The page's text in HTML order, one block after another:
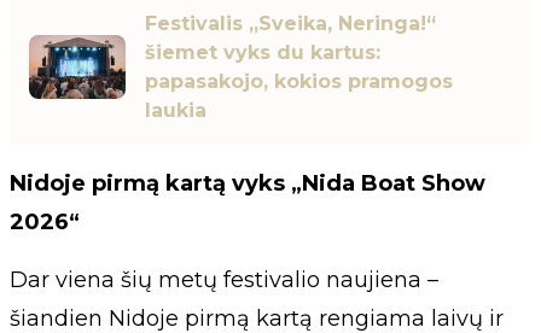
Festivalis „Sveika, Neringa!“
šiemet vyks du kartus:
papasakojo, kokios pramogos
laukia
Nidoje pirmą kartą vyks „Nida Boat Show
2026“
Dar viena šių metų festivalio naujiena –
šiandien Nidoje pirmą kartą rengiama laivų ir